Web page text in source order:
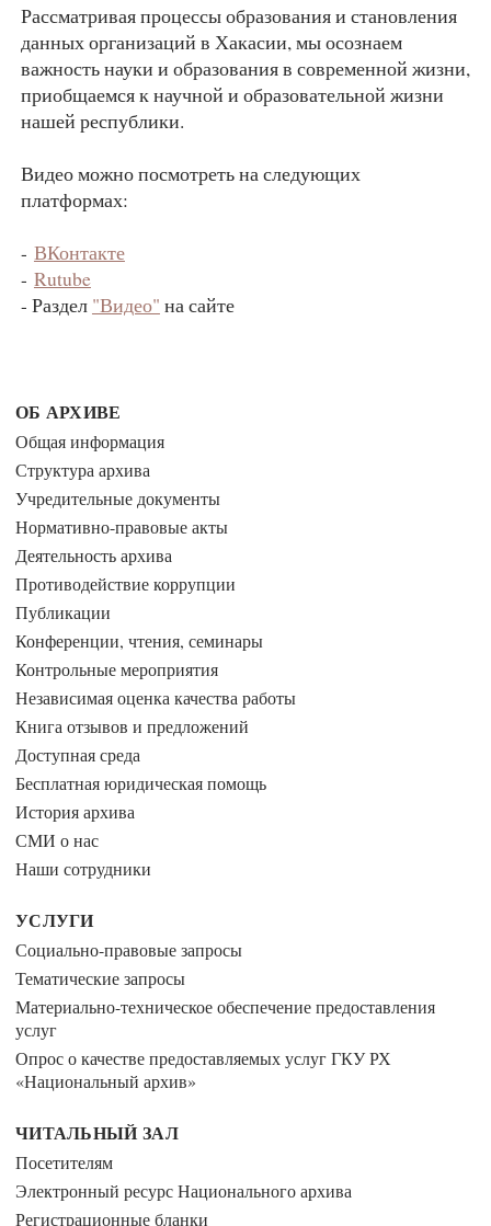
Рассматривая процессы образования и становления
данных организаций в Хакасии, мы осознаем
важность науки и образования в современной жизни,
приобщаемся к научной и образовательной жизни
нашей республики.
Видео можно посмотреть на следующих
платформах:
- ВКонтакте
- Rutube
- Раздел "Видео" на сайте
ОБ АРХИВЕ
Общая информация
Структура архива
Учредительные документы
Нормативно-правовые акты
Деятельность архива
Противодействие коррупции
Публикации
Конференции, чтения, семинары
Контрольные мероприятия
Независимая оценка качества работы
Книга отзывов и предложений
Доступная среда
Бесплатная юридическая помощь
История архива
СМИ о нас
Наши сотрудники
УСЛУГИ
Социально-правовые запросы
Тематические запросы
Материально-техническое обеспечение предоставления
услуг
Опрос о качестве предоставляемых услуг ГКУ РХ
«Национальный архив»
ЧИТАЛЬНЫЙ ЗАЛ
Посетителям
Электронный ресурс Национального архива
Регистрационные бланки